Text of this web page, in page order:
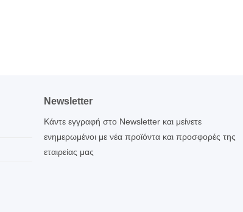
Newsletter
Κάντε εγγραφή στο Newsletter και μείνετε
ενημερωμένοι με νέα προϊόντα και προσφορές της
εταιρείας μας